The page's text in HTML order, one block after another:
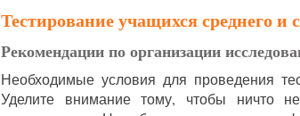
Тестирование учащихся среднего и
Рекомендации по организации
Необходимые условия для проведения
Уделите внимание тому, чтобы ничто